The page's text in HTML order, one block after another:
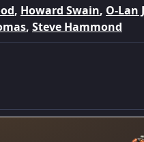
, Howard Swain, O-Lan
, Steve Hammond